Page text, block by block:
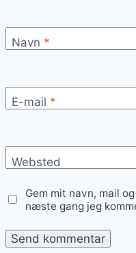
Navn *
E-mail *
Websted
Gem mit navn, mail
næste gang jeg